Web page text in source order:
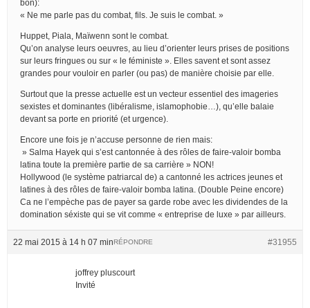
bon):
« Ne me parle pas du combat, fils. Je suis le combat. »
Huppet, Piala, Maïwenn sont le combat.
Qu’on analyse leurs oeuvres, au lieu d’orienter leurs prises de positions
sur leurs fringues ou sur « le féministe ». Elles savent et sont assez
grandes pour vouloir en parler (ou pas) de manière choisie par elle.
Surtout que la presse actuelle est un vecteur essentiel des imageries
sexistes et dominantes (libéralisme, islamophobie…), qu’elle balaie
devant sa porte en priorité (et urgence).
Encore une fois je n’accuse personne de rien mais:
» Salma Hayek qui s’est cantonnée à des rôles de faire-valoir bomba
latina toute la première partie de sa carrière » NON!
Hollywood (le système patriarcal de) a cantonné les actrices jeunes et
latines à des rôles de faire-valoir bomba latina. (Double Peine encore)
Ca ne l’empèche pas de payer sa garde robe avec les dividendes de la
domination séxiste qui se vit comme « entreprise de luxe » par ailleurs.
22 mai 2015 à 14 h 07 min #31955
RÉPONDRE
joffrey pluscourt
Invité